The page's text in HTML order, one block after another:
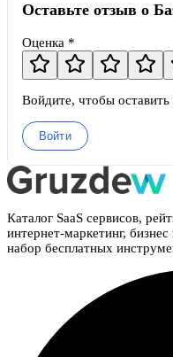
Оставьте отзыв о
Оценка *
Войдите, чтобы оставить
Войти
Каталог SaaS сервисов,
интернет-маркетинг,
набор бесплатных